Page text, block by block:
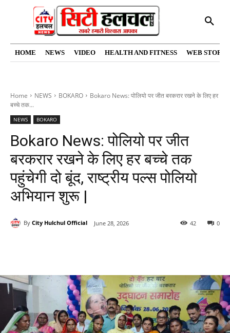
HOME NEWS VIDEO HEALTH AND FITNESS WEB
Home NEWS BOKARO
Bokaro News: पोलियो पर जीत बरकरार रखने के लिए हर
बच्चे तक...
NEWS BOKARO
Bokaro News: पोलियो पर जीत
बरकरार रखने के लिए हर बच्चे तक
पहुंचेगी दो बूंद, राष्ट्रीय पल्स पोलियो
अभियान शुरू |
By City Hulchul Official June 28, 2026 0
42